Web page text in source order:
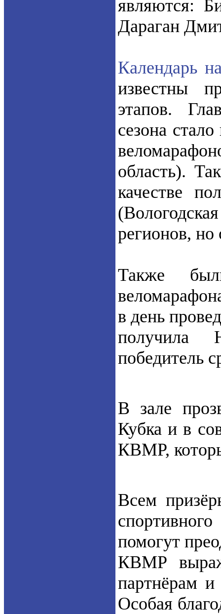
являются:
Дараган
Календарь
известны
этапов.
сезона
область).
качестве
регионов,
Также
в день
получила
победитель
В зале
Кубка и в
КВМР,
Всем
помогут
КВМР
партнёрам
Особая